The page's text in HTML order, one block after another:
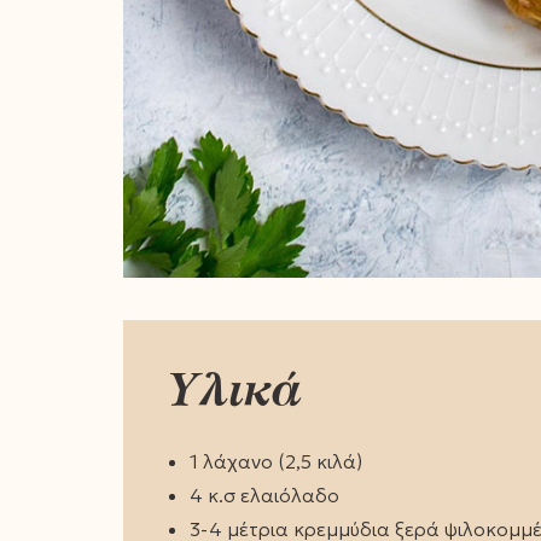
Υλικά
1 λάχανο (2,5 κιλά)
4 κ.σ ελαιόλαδο
3-4 μέτρια κρεμμύδια ξερά